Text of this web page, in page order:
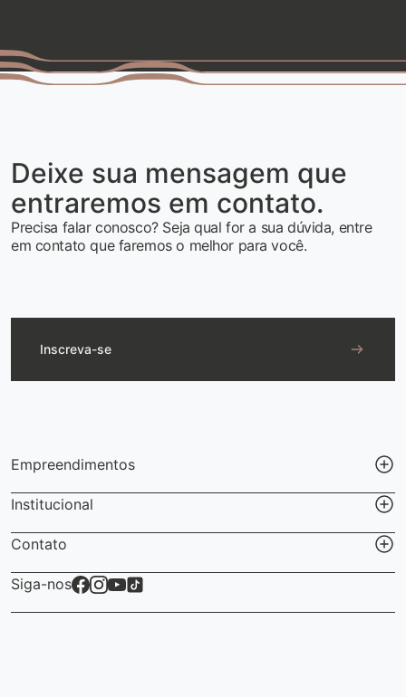
Deixe sua mensagem que
entraremos em contato.
Precisa falar conosco? Seja qual for a sua dúvida, entre
em contato que faremos o melhor para você.
Inscreva-se
Empreendimentos
Institucional
Contato
Siga-nos